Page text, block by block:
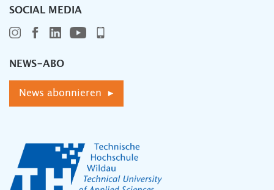
SOCIAL MEDIA
NEWS-ABO
News abonnieren ▸